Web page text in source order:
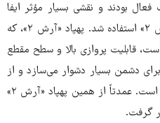
بودند و نقشی بسیار مؤثر ایفا
کردند. از پهپادهای «آرش ۱» و «آرش ۲» استفاده شد. پهپاد «آرش ۲»، که
۲۰۰۰ کیلومتری است، قابلیت پروازی بالا و سطح مقطع
دشمن بسیار دشوار می‌سازد و از
قابلیت نظامی بسیار مؤثری برخوردار است. عمدتاً از همین پهپاد «آرش ۲»
گرفت.